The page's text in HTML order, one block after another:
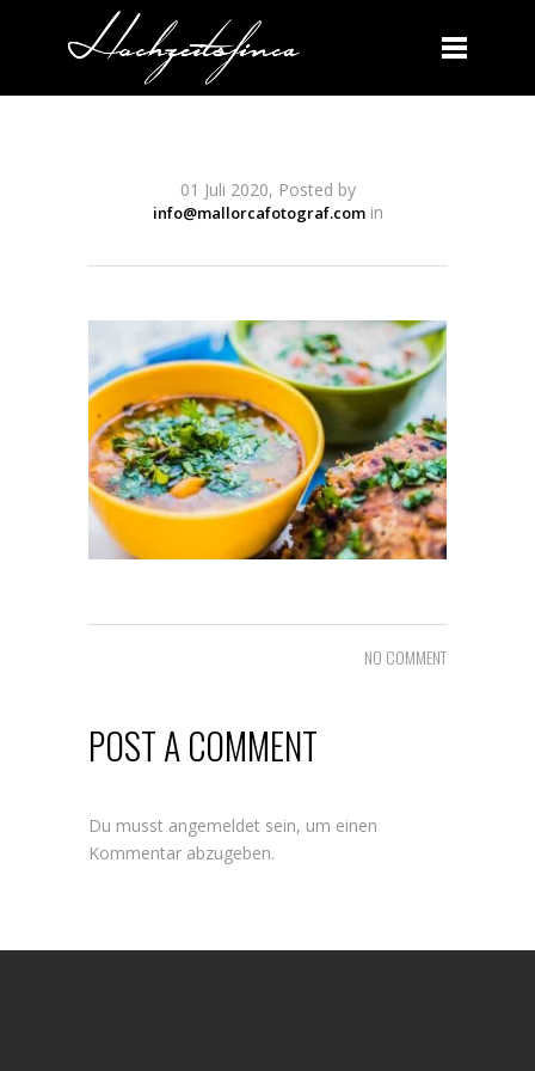
01 Juli 2020, Posted by
info@mallorcafotograf.comin
NO COMMENT
POST A COMMENT
Du musst angemeldet sein, um einen
Kommentar abzugeben.